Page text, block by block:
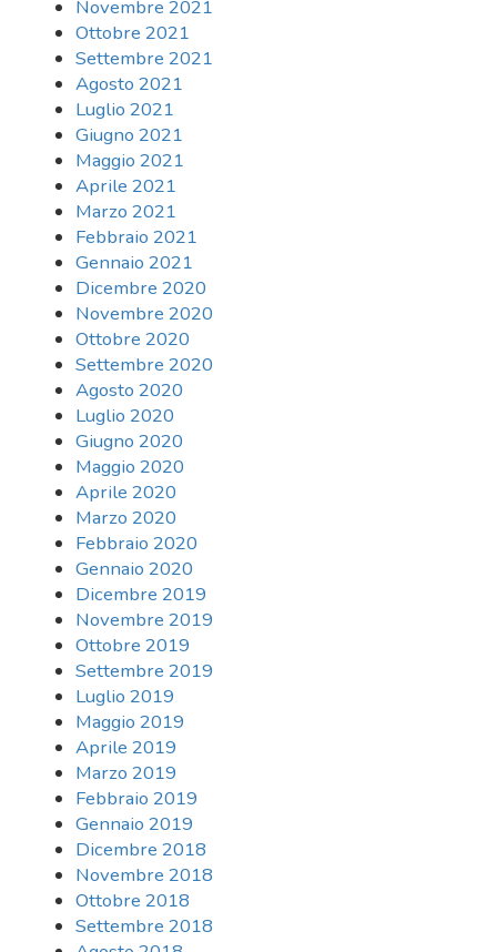
Novembre 2021
Ottobre 2021
Settembre 2021
Agosto 2021
Luglio 2021
Giugno 2021
Maggio 2021
Aprile 2021
Marzo 2021
Febbraio 2021
Gennaio 2021
Dicembre 2020
Novembre 2020
Ottobre 2020
Settembre 2020
Agosto 2020
Luglio 2020
Giugno 2020
Maggio 2020
Aprile 2020
Marzo 2020
Febbraio 2020
Gennaio 2020
Dicembre 2019
Novembre 2019
Ottobre 2019
Settembre 2019
Luglio 2019
Maggio 2019
Aprile 2019
Marzo 2019
Febbraio 2019
Gennaio 2019
Dicembre 2018
Novembre 2018
Ottobre 2018
Settembre 2018